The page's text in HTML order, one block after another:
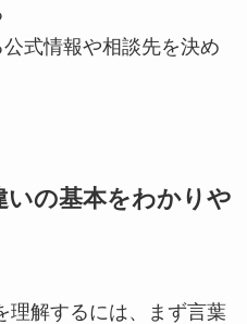
式情報や相談先を決め
いの基本をわかりや
理解するには、まず言葉